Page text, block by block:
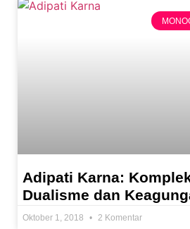
Adipati Karna:
Dualisme dan
Oktober 1, 2018 2 Komentar